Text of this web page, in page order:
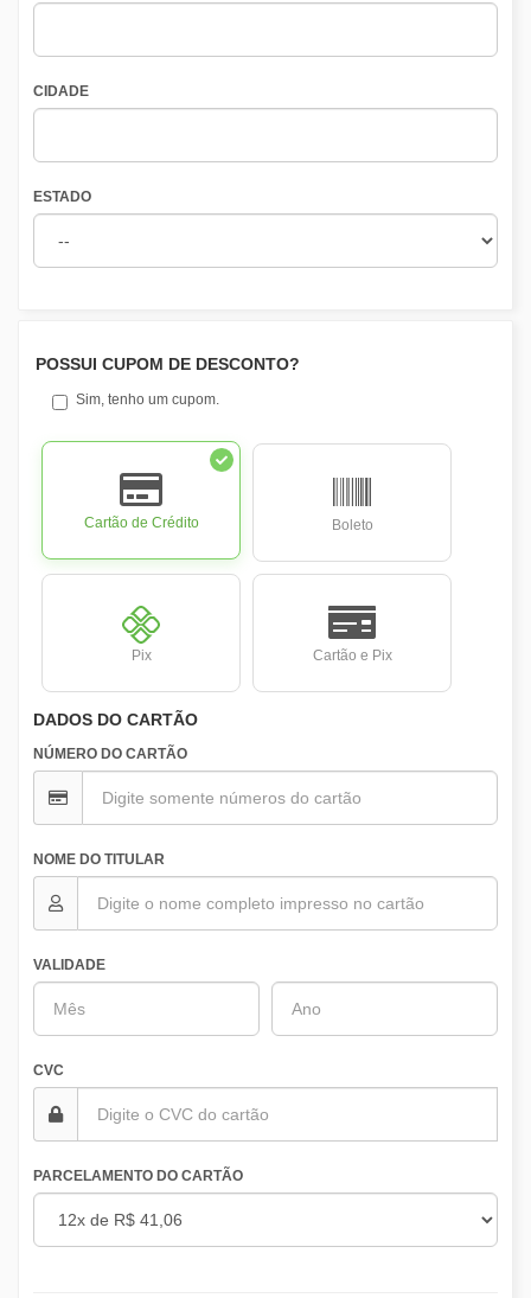
CIDADE
ESTADO
POSSUI CUPOM DE DESCONTO?
Sim, tenho um cupom.
Cartão de Crédito Boleto
Pix Cartão e Pix
DADOS DO CARTÃO
NÚMERO DO CARTÃO
NOME DO TITULAR
VALIDADE
CVC
PARCELAMENTO DO CARTÃO